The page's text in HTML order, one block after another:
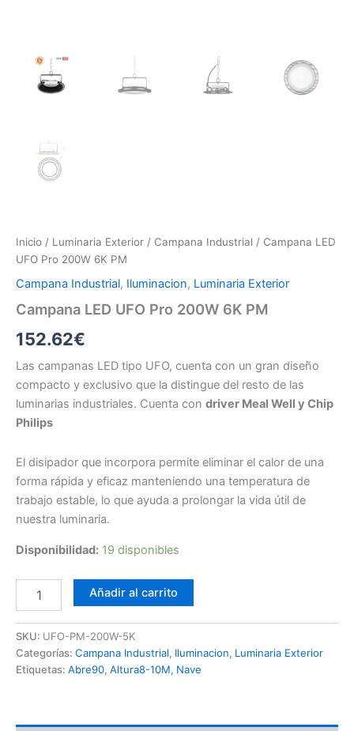
Inicio / Luminaria Exterior / Campana Industrial / Campana LED
UFO Pro 200W 6K PM
Campana Industrial, Iluminacion, Luminaria Exterior
Campana LED UFO Pro 200W 6K PM
152.62€
Las campanas LED tipo UFO, cuenta con un gran diseño
compacto y exclusivo que la distingue del resto de las
luminarias industriales. Cuenta con driver Meal Well y Chip
Philips
El disipador que incorpora permite eliminar el calor de una
forma rápida y eficaz manteniendo una temperatura de
trabajo estable, lo que ayuda a prolongar la vida útil de
nuestra luminaria.
Disponibilidad: 19 disponibles
Pro
200W
6K
Añadir al carrito
SKU: UFO-PM-200W-5K
Categorías: Campana Industrial, Iluminacion, Luminaria Exterior
Etiquetas: Abre90, Altura8-10M, Nave